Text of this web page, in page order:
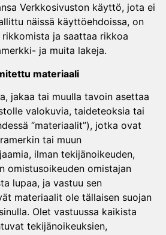
Verkkosivuston käyttö, jota ei
näissä käyttöehdoissa, on
ja saattaa rikkoa
ja muita lakeja.
materiaali
jakaa tai muulla tavoin asettaa
valokuvia, taideteoksia tai
“materiaalit”), jotka ovat
tai muun
ilman tekijänoikeuden,
omistusoikeuden omistajan
lupaa, ja vastuu sen
materiaalit ole tällaisen suojan
Olet vastuussa kaikista
tekijänoikeuksien,